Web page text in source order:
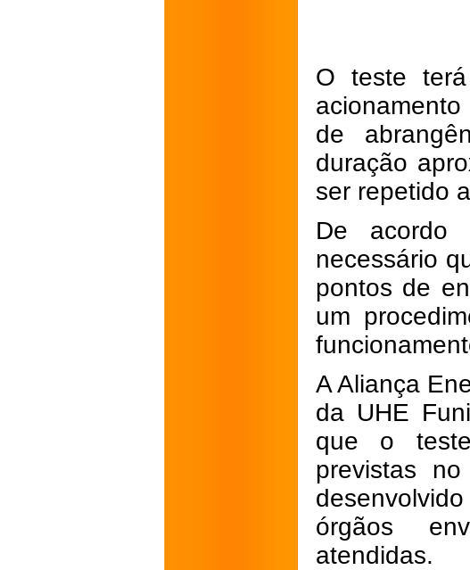
O teste
de
duração
ser repetido
De acordo
necessário
pontos de
um
A Aliança
da UHE
que o
previstas
órgãos
atendidas.